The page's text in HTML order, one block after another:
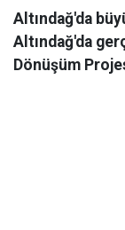
Altındağ'da
Altındağ'da
Dönüşüm